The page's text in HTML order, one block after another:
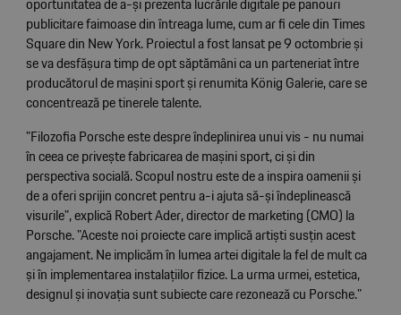
publicitare faimoase din întreaga lume, cum ar fi cele din Times
Square din New York. Proiectul a fost lansat pe 9 octombrie și
se va desfășura timp de opt săptămâni ca un parteneriat între
producătorul de mașini sport și renumita König Galerie, care se
concentrează pe tinerele talente.
"Filozofia Porsche este despre îndeplinirea unui vis - nu numai
în ceea ce privește fabricarea de mașini sport, ci și din
perspectiva socială. Scopul nostru este de a inspira oamenii și
de a oferi sprijin concret pentru a-i ajuta să-și îndeplinească
visurile", explică Robert Ader, director de marketing (CMO) la
Porsche. "Aceste noi proiecte care implică artiști susțin acest
angajament. Ne implicăm în lumea artei digitale la fel de mult ca
și în implementarea instalațiilor fizice. La urma urmei, estetica,
designul și inovația sunt subiecte care rezonează cu Porsche."